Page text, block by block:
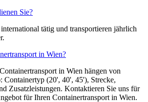
Sie?
tätig und transportieren jährlich
in Wien?
in Wien hängen von
Containertyp (20', 40', 45'), Strecke,
Zusatzleistungen. Kontaktieren Sie uns für
für Ihren Containertransport in Wien.